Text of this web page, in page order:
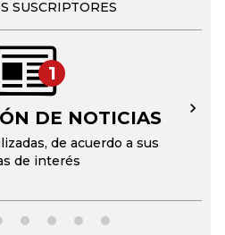
SUSCRIPTORES
1
DE NOTICIAS
de acuerdo a sus
de interés
→